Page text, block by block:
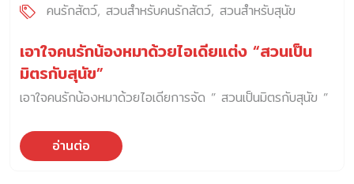
คนรักสัตว์ สวนสำหรับคนรักสัตว์ สวนสำหรับสุนัข
เอาใจคนรักน้องหมาด้วยไอเดียแต่ง “สวนเป็น
มิตรกับสุนัข”
เอาใจคนรักน้องหมาด้วยไอเดียการจัด ” สวนเป็นมิตรกับสุนัข ”
อ่านต่อ